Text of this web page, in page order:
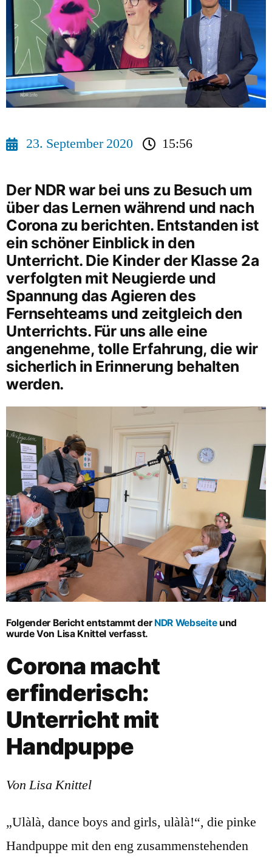
23. September 2020 15:56
Der NDR war bei uns zu Besuch um
über das Lernen während und nach
Corona zu berichten. Entstanden ist
ein schöner Einblick in den
Unterricht. Die Kinder der Klasse 2a
verfolgten mit Neugierde und
Spannung das Agieren des
Fernsehteams und zeitgleich den
Unterrichts. Für uns alle eine
angenehme, tolle Erfahrung, die wir
sicherlich in Erinnerung behalten
werden.
Folgender Bericht entstammt derNDR Webseiteund
wurde Von Lisa Knittel verfasst.
Corona macht
erfinderisch:
Unterricht mit
Handpuppe
Von Lisa Knittel
„Ulàlà, dance boys and girls, ulàlà!“, die pinke
Handpuppe mit den eng zusammenstehenden